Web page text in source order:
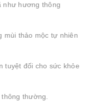
hương thông
thảo mộc tự nhiên
đối cho sức khỏe
thường.